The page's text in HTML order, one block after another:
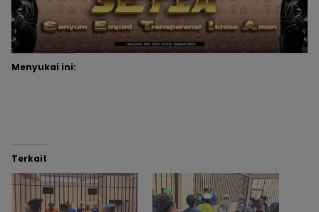
Menyukai ini:
Terkait